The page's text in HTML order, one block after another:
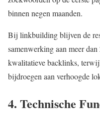
binnen negen maanden.
Bij linkbuilding blijven de
samenwerking aan meer
kwalitatieve backlinks,
bijdroegen aan verhoogde
4. Technische